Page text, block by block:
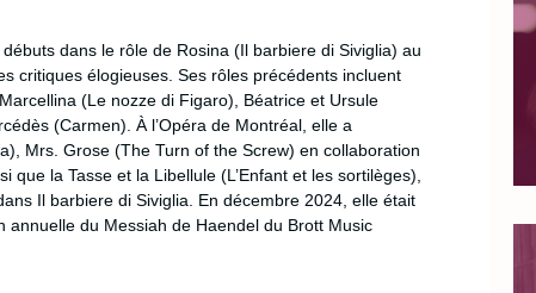
dans le rôle de Rosina (Il barbiere di Siviglia) au
critiques élogieuses. Ses rôles précédents incluent
(Le nozze di Figaro), Béatrice et Ursule
(Carmen). À l’Opéra de Montréal, elle a
Mrs. Grose (The Turn of the Screw) en collaboration
que la Tasse et la Libellule (L’Enfant et les sortilèges),
Il barbiere di Siviglia. En décembre 2024, elle était
annuelle du Messiah de Haendel du Brott Music